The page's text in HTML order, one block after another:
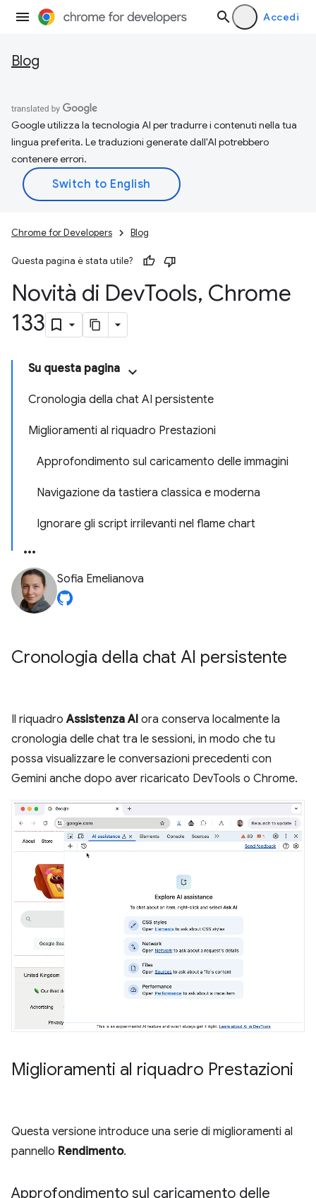
Accedi
Blog
Google utilizza la tecnologia AI per tradurre i contenuti nella tua
lingua preferita. Le traduzioni generate dall'AI potrebbero
contenere errori.
Chrome for Developers Blog
Questa pagina è stata utile?
Novità di DevTools, Chrome
133
Su questa pagina
Cronologia della chat AI persistente
Miglioramenti al riquadro Prestazioni
Approfondimento sul caricamento delle immagini
Navigazione da tastiera classica e moderna
Ignorare gli script irrilevanti nel flame chart
Sofia Emelianova
Cronologia della chat AI persistente
Il riquadroAssistenza AI ora conserva localmente la
cronologia delle chat tra le sessioni, in modo che tu
possa visualizzare le conversazioni precedenti con
Gemini anche dopo aver ricaricato DevTools o Chrome.
Miglioramenti al riquadro Prestazioni
Questa versione introduce una serie di miglioramenti al
pannello Rendimento.
Approfondimento sul caricamento delle